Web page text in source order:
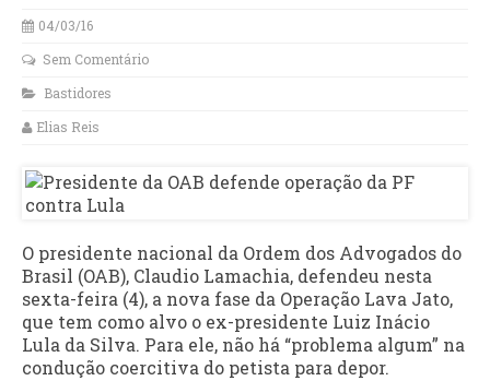
04/03/16
Sem Comentário
Bastidores
Elias Reis
O presidente nacional da Ordem dos Advogados do
Brasil (OAB), Claudio Lamachia, defendeu nesta
sexta-feira (4), a nova fase da Operação Lava Jato,
que tem como alvo o ex-presidente Luiz Inácio
Lula da Silva. Para ele, não há “problema algum” na
condução coercitiva do petista para depor.